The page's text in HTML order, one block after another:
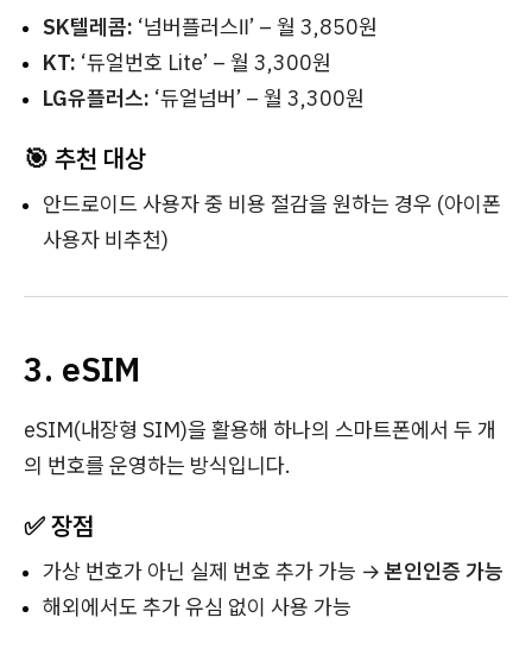
SK텔레콤: ‘넘버플러스Ⅱ’ – 월 3,850원
KT: ‘듀얼번호 Lite’ – 월 3,300원
LG유플러스: ‘듀얼넘버’ – 월 3,300원
🎯 추천 대상
안드로이드 사용자 중 비용 절감을 원하는 경우 (아이폰
사용자 비추천)
3. eSIM
eSIM(내장형 SIM)을 활용해 하나의 스마트폰에서 두 개
의 번호를 운영하는 방식입니다.
✅ 장점
가상 번호가 아닌 실제 번호 추가 가능 →본인인증 가능
해외에서도 추가 유심 없이 사용 가능